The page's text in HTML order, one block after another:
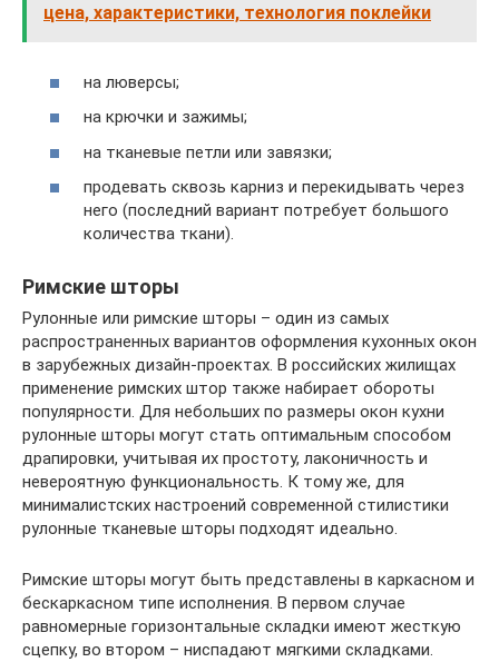
цена, характеристики, технология поклейки
на люверсы;
на крючки и зажимы;
на тканевые петли или завязки;
продевать сквозь карниз и перекидывать через
него (последний вариант потребует большого
количества ткани).
Римские шторы
Рулонные или римские шторы – один из самых
распространенных вариантов оформления кухонных окон
в зарубежных дизайн-проектах. В российских жилищах
применение римских штор также набирает обороты
популярности. Для небольших по размеры окон кухни
рулонные шторы могут стать оптимальным способом
драпировки, учитывая их простоту, лаконичность и
невероятную функциональность. К тому же, для
минималистских настроений современной стилистики
рулонные тканевые шторы подходят идеально.
Римские шторы могут быть представлены в каркасном и
бескаркасном типе исполнения. В первом случае
равномерные горизонтальные складки имеют жесткую
сцепку, во втором – ниспадают мягкими складками.